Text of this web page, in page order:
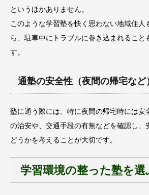
というほかありません。
このような学習塾を快く思わない地域住人
ら、駐車中にトラブルに巻き込まれること
す。
通塾の安全性（夜間の帰宅など
塾に通う際には、特に夜間の帰宅時には安
の治安や、交通手段の有無などを確認し、
どうかを考えることが大切です。
学習環境の整った塾を選